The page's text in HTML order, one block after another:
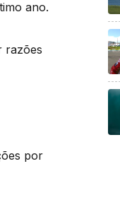
ano.
razões
por